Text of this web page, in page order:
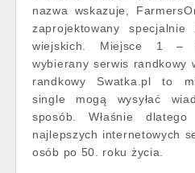
nazwa wskazuje,
zaprojektowany
wiejskich. Miejsce 1 –
wybierany serwis randkowy
randkowy Swatka.pl to
single mogą wysyłać
sposób. Właśnie
najlepszych internetowych
osób po 50. roku życia.